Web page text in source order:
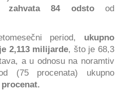
zahvata 84 odstood
period, ukupno
2,113 milijarde, što je 68,3
a u odnosu na noramtiv
(75 procenata) ukupno